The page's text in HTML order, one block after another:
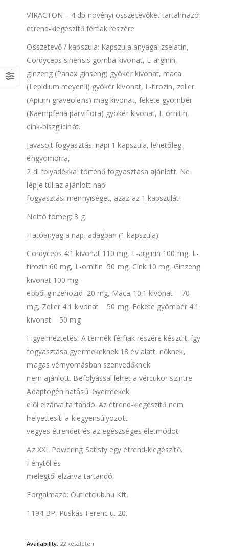
VIRACTON – 4 db növényi összetevőket tartalmazó
étrend-kiegészítő férfiak részére
Összetevő / kapszula: Kapszula anyaga: zselatin,
Cordyceps sinensis gomba kivonat, L-arginin,
ginzeng (Panax ginseng) gyökér kivonat, maca
(Lepidium meyenii) gyökér kivonat, L-tirozin, zeller
(Apium graveolens) mag kivonat, fekete gyömbér
(Kaempferia parviflora) gyökér kivonat, L-ornitin,
cink-biszglicinát.
Javasolt fogyasztás: napi 1 kapszula, lehetőleg
éhgyomorra,
2 dl folyadékkal történő fogyasztása ajánlott. Ne
lépje túl az ajánlott napi
fogyasztási mennyiséget, azaz az 1 kapszulát!
Nettó tömeg: 3 g
Hatóanyag a napi adagban (1 kapszula):
Cordyceps 4:1 kivonat 110 mg, L-arginin 100 mg, L-
tirozin 60 mg, L-ornitin 50 mg, Cink 10 mg, Ginzeng
kivonat 100 mg
ebből ginzenozid 20 mg, Maca 10:1 kivonat 70
mg, Zeller 4:1 kivonat 50 mg, Fekete gyömbér 4:1
kivonat 50 mg
Figyelmeztetés: A termék férfiak részére készült, így
fogyasztása gyermekeknek 18 év alatt, nőknek,
magas vérnyomásban szenvedőknek
nem ajánlott. Befolyással lehet a vércukor szintre
Adaptogén hatású. Gyermekek
elől elzárva tartandó. Az étrend-kiegészítő nem
helyettesíti a kiegyensúlyozott
vegyes étrendet és az egészséges életmódot.
Az XXL Powering Satisfy egy étrend-kiegészítő.
Fénytől és
melegtől elzárva tartandó.
Forgalmazó: Outletclub.hu Kft.
1194 BP, Puskás Ferenc u. 20.
Availability: 22 készleten